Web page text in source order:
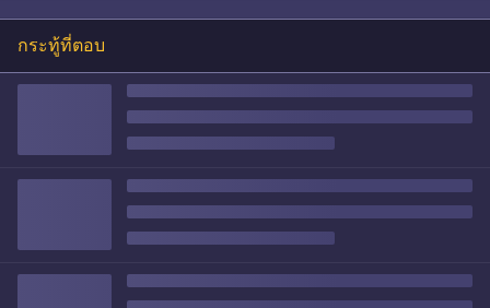
กระทู้ที่ตอบ